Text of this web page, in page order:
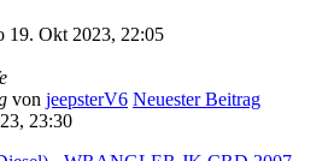
19. Okt 2023, 22:05
von jeepsterV6 Neuester Beitrag
23:30